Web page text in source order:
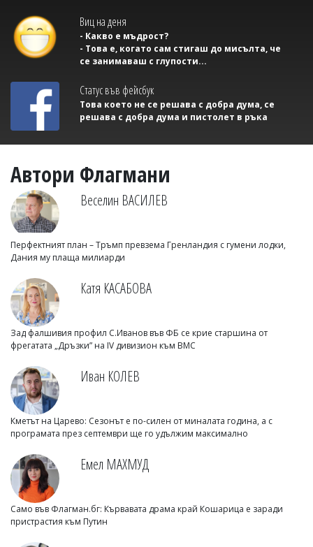
Виц на деня
- Какво е мъдрост?
- Това е, когато сам стигаш до мисълта, че
се занимаваш с глупости...
Статус във фейсбук
Това което не се решава с добра дума, се
решава с добра дума и пистолет в ръка
Автори Флагмани
Веселин ВАСИЛЕВ
Перфектният план – Тръмп превзема Гренландия с гумени лодки,
Дания му плаща милиарди
Катя КАСАБОВА
Зад фалшивия профил С.Иванов във ФБ се крие старшина от
фрегатата „Дръзки” на IV дивизион към ВМС
Иван КОЛЕВ
Кметът на Царево: Сезонът е по-силен от миналата година, а с
програмата през септември ще го удължим максимално
Емел МАХМУД
Само във Флагман.бг: Кървавата драма край Кошарица е заради
пристрастия към Путин